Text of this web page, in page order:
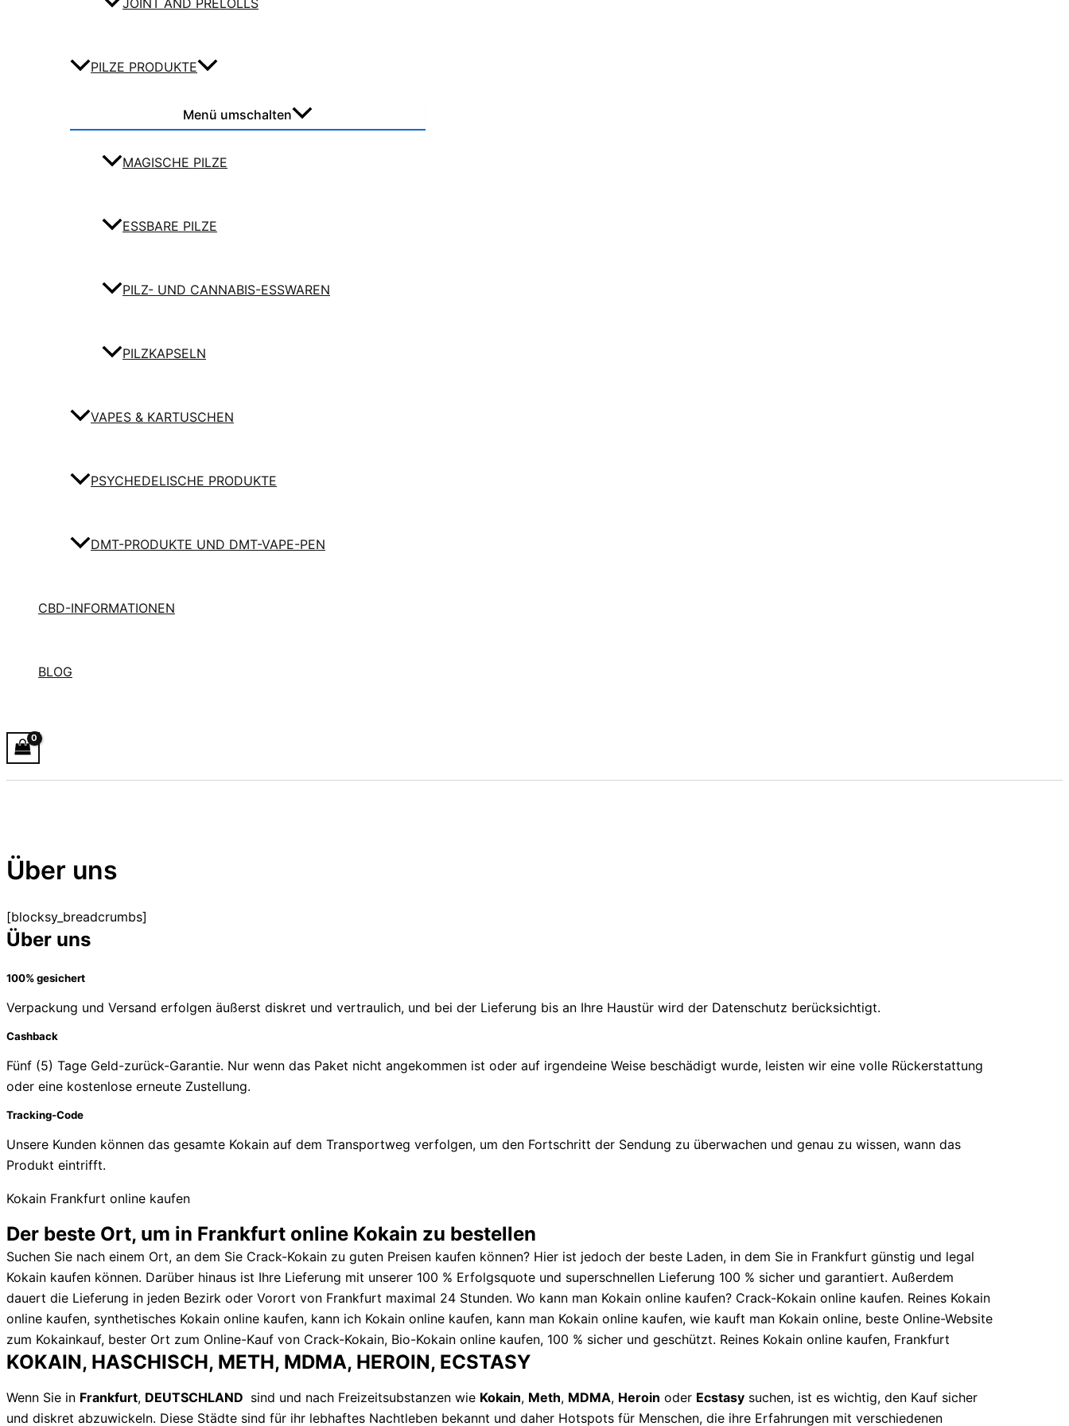
JOINT AND PRELOLLS
PILZE PRODUKTE
Menü umschalten
MAGISCHE PILZE
ESSBARE PILZE
PILZ- UND CANNABIS-ESSWAREN
PILZKAPSELN
VAPES & KARTUSCHEN
PSYCHEDELISCHE PRODUKTE
DMT-PRODUKTE UND DMT-VAPE-PEN
CBD-INFORMATIONEN
BLOG
Über uns
[blocksy_breadcrumbs]
Über uns
100% gesichert
Verpackung und Versand erfolgen äußerst diskret und vertraulich, und bei der Lieferung bis an Ihre Haustür wird der Datenschutz berücksichtigt.
Cashback
Fünf (5) Tage Geld-zurück-Garantie. Nur wenn das Paket nicht angekommen ist oder auf irgendeine Weise beschädigt wurde, leisten wir eine volle Rückerstattung
oder eine kostenlose erneute Zustellung.
Tracking-Code
Unsere Kunden können das gesamte Kokain auf dem Transportweg verfolgen, um den Fortschritt der Sendung zu überwachen und genau zu wissen, wann das
Produkt eintrifft.
Kokain Frankfurt online kaufen
Der beste Ort, um in Frankfurt online Kokain zu bestellen
Suchen Sie nach einem Ort, an dem Sie Crack-Kokain zu guten Preisen kaufen können? Hier ist jedoch der beste Laden, in dem Sie in Frankfurt günstig und legal
Kokain kaufen können. Darüber hinaus ist Ihre Lieferung mit unserer 100 % Erfolgsquote und superschnellen Lieferung 100 % sicher und garantiert. Außerdem
dauert die Lieferung in jeden Bezirk oder Vorort von Frankfurt maximal 24 Stunden. Wo kann man Kokain online kaufen? Crack-Kokain online kaufen. Reines Kokain
online kaufen, synthetisches Kokain online kaufen, kann ich Kokain online kaufen, kann man Kokain online kaufen, wie kauft man Kokain online, beste Online-Website
zum Kokainkauf, bester Ort zum Online-Kauf von Crack-Kokain, Bio-Kokain online kaufen, 100 % sicher und geschützt. Reines Kokain online kaufen, Frankfurt
KOKAIN, HASCHISCH, METH, MDMA, HEROIN, ECSTASY
Wenn Sie in Frankfurt, DEUTSCHLAND sind und nach Freizeitsubstanzen wie Kokain, Meth, MDMA, Heroin oder Ecstasy suchen, ist es wichtig, den Kauf sicher
und diskret abzuwickeln. Diese Städte sind für ihr lebhaftes Nachtleben bekannt und daher Hotspots für Menschen, die ihre Erfahrungen mit verschiedenen